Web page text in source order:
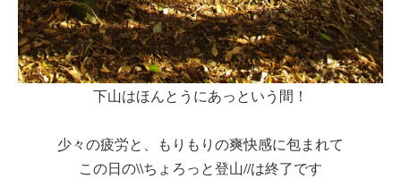
下山はほんとうにあっという間！
少々の疲労と、もりもりの爽快感に包まれて
この日の\\ちょろっと登山//は終了です